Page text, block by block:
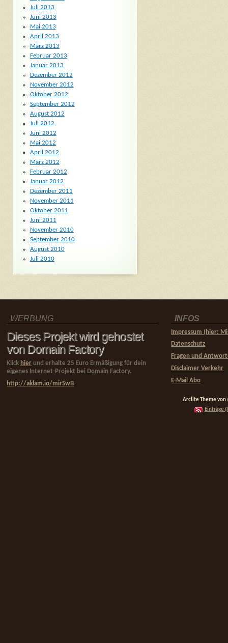
Juli 2013
Juni 2013
Mai 2013
April 2013
März 2013
Februar 2013
Januar 2013
Dezember 2012
November 2012
Oktober 2012
September 2012
August 2012
Juli 2012
Juni 2012
Mai 2012
April 2012
März 2012
Februar 2012
Januar 2012
Dezember 2011
November 2011
Oktober 2011
Juni 2011
November 2010
September 2010
August 2010
Juli 2010
WERBUNG
Dieses Projekt wird gehostet
von Domain Factory
Klick hier und erhalte 25 Euro Ermäßigung für dein
eigenes Internet-Projekt bei Domain Factory.
http://aklam.io/mirSwB
INFOS
Impressum (hier:
Datenschutz
Fragen und
Disclaimer Verkehr
E-Mail Abo
Arclite Theme von
Einträge